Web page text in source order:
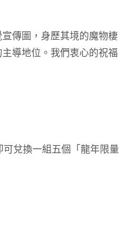
傳圖，身歷其境的魔物棲
導地位。我們衷心的祝福
兌換一組五個「龍年限量